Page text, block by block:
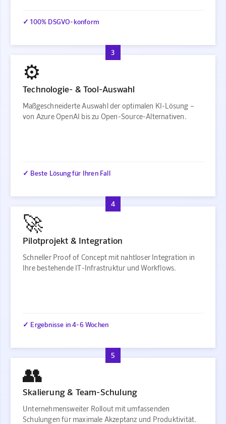
✓ 100% DSGVO-konform
3
⚙️
Technologie- & Tool-Auswahl
Maßgeschneiderte Auswahl der optimalen KI-Lösung –
von Azure OpenAI bis zu Open-Source-Alternativen.
✓ Beste Lösung für Ihren Fall
4
🚀
Pilotprojekt & Integration
Schneller Proof of Concept mit nahtloser Integration in
Ihre bestehende IT-Infrastruktur und Workflows.
✓ Ergebnisse in 4-6 Wochen
5
👥
Skalierung & Team-Schulung
Unternehmensweiter Rollout mit umfassenden
Schulungen für maximale Akzeptanz und Produktivität.